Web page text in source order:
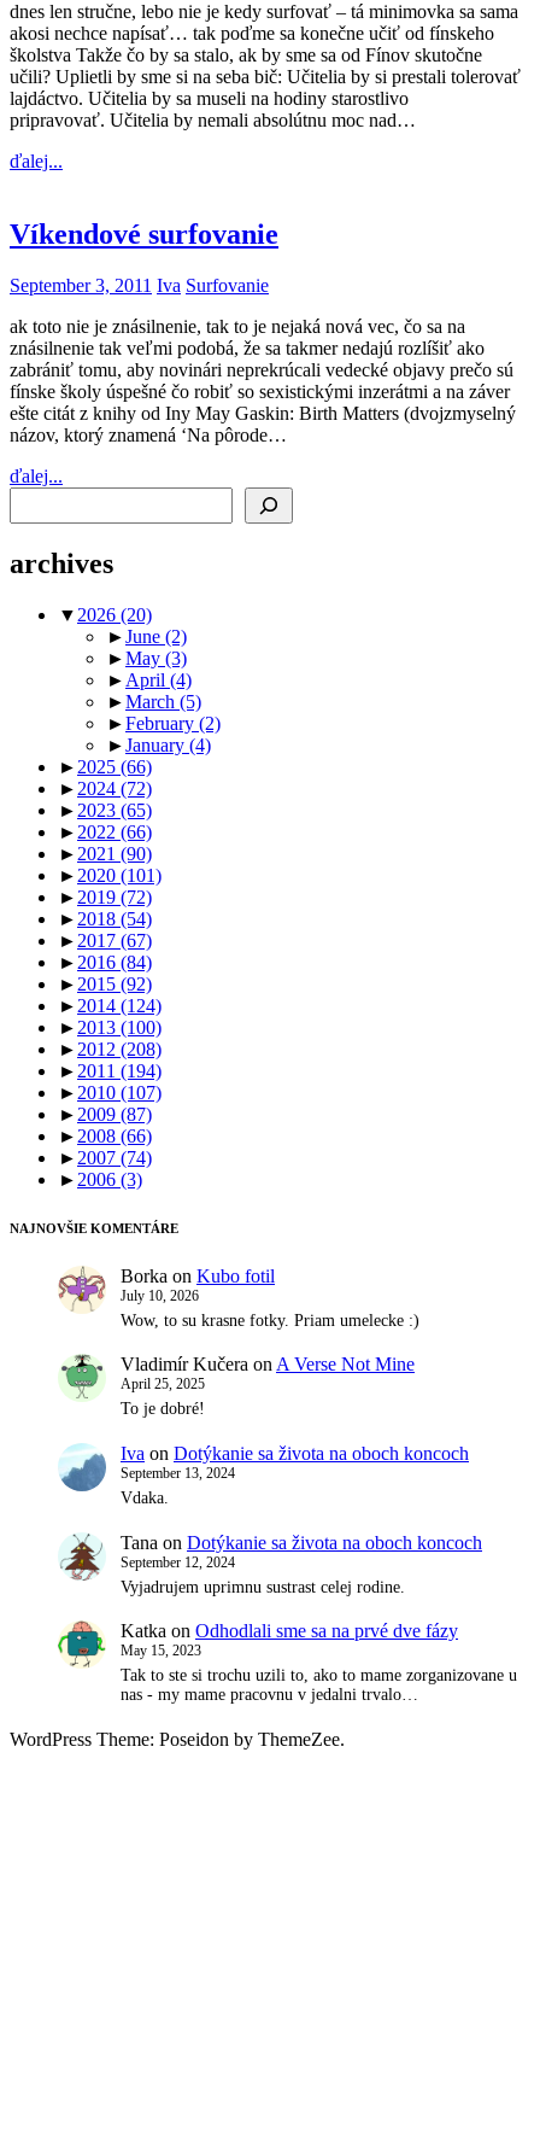
dnes len stručne, lebo nie je kedy surfovať – tá minimovka sa sama
akosi nechce napísať… tak poďme sa konečne učiť od fínskeho
školstva Takže čo by sa stalo, ak by sme sa od Fínov skutočne
učili? Uplietli by sme si na seba bič: Učitelia by si prestali tolerovať
lajdáctvo. Učitelia by sa museli na hodiny starostlivo
pripravovať. Učitelia by nemali absolútnu moc nad…
ďalej...
Víkendové surfovanie
September 3, 2011 Iva Surfovanie
ak toto nie je znásilnenie, tak to je nejaká nová vec, čo sa na
znásilnenie tak veľmi podobá, že sa takmer nedajú rozlíšiť ako
zabrániť tomu, aby novinári neprekrúcali vedecké objavy prečo sú
fínske školy úspešné čo robiť so sexistickými inzerátmi a na záver
ešte citát z knihy od Iny May Gaskin: Birth Matters (dvojzmyselný
názov, ktorý znamená ‘Na pôrode…
ďalej...
archives
▼ 2026 (20)
►June (2)
►May (3)
► April (4)
►March (5)
►February (2)
►January (4)
► 2025 (66)
► 2024 (72)
► 2023 (65)
► 2022 (66)
► 2021 (90)
► 2020 (101)
► 2019 (72)
► 2018 (54)
► 2017 (67)
► 2016 (84)
► 2015 (92)
► 2014 (124)
► 2013 (100)
► 2012 (208)
► 2011 (194)
► 2010 (107)
► 2009 (87)
► 2008 (66)
► 2007 (74)
► 2006 (3)
NAJNOVŠIE KOMENTÁRE
Borka on Kubo fotil
July 10, 2026
Wow, to su krasne fotky. Priam umelecke :)
Vladimír Kučera onA Verse Not Mine
April 25, 2025
To je dobré!
Iva on Dotýkanie sa života na oboch koncoch
September 13, 2024
Vdaka.
Tana on Dotýkanie sa života na oboch koncoch
September 12, 2024
Vyjadrujem uprimnu sustrast celej rodine.
Katka on Odhodlali sme sa na prvé dve fázy
May 15, 2023
Tak to ste si trochu uzili to, ako to mame zorganizovane u
nas - my mame pracovnu v jedalni trvalo…
WordPress Theme: Poseidon by ThemeZee.